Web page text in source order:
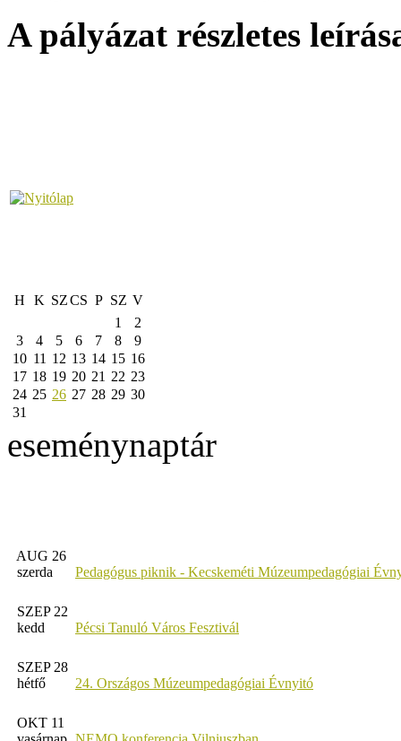
A pályázat részletes
H K SZCS P SZ V
1
2
3
4 5 6 7 8
9
10 11 12 13 14 15 16
17 18 19 20 21 22 23
24 25 26 27 28 29 30
31
eseménynaptár
AUG 26
szerda
Pedagógus piknik - Kecskeméti Múzeumpedagógiai
SZEP 22
kedd
Pécsi Tanuló Város Fesztivál
SZEP 28
hétfő
24. Országos Múzeumpedagógiai Évnyitó
OKT 11